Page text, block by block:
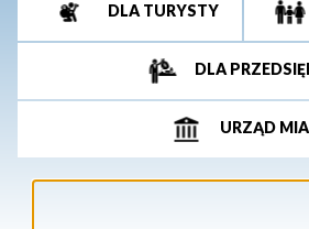
DLA TURYSTY
DLA
URZĄD